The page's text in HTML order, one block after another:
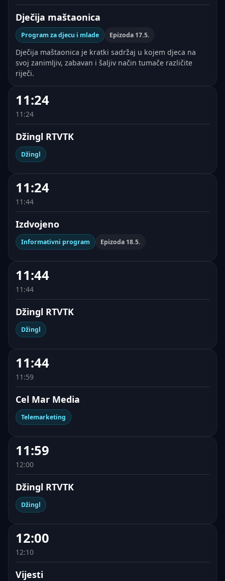
Dječija maštaonica
Program za djecu i mlade Epizoda 17.5.
Dječija maštaonica je kratki sadržaj u kojem djeca na
svoj zanimljiv, zabavan i šaljiv način tumače različite
riječi.
11:24
11:24
Džingl RTVTK
Džingl
11:24
11:44
Izdvojeno
Informativni program Epizoda 18.5.
11:44
11:44
Džingl RTVTK
Džingl
11:44
11:59
Cel Mar Media
Telemarketing
11:59
12:00
Džingl RTVTK
Džingl
12:00
12:10
Vijesti